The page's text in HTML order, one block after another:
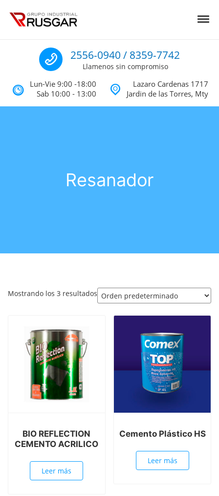
Impermeabilizantes y Aislantes
Llamenos
2556-0940 / 8359-7742
Llamenos sin compromiso
Lun-Vie 9:00 -18:00
Sab 10:00 - 13:00
Lazaro Cardenas 1717
Jardin de las Torres, Mty
Resanador
Mostrando los 3 resultados
BIO REFLECTION
CEMENTO ACRILICO
Leer más
Cemento Plástico HS
Leer más